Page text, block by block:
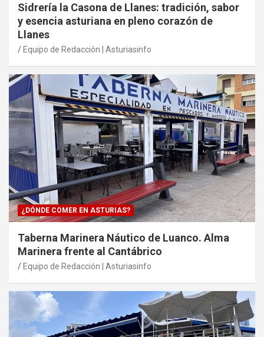
Sidrería la Casona de Llanes: tradición, sabor
y esencia asturiana en pleno corazón de
Llanes
Equipo de Redacción | Asturiasinfo
¿DÓNDE COMER EN ASTURIAS?
Taberna Marinera Náutico de Luanco. Alma
Marinera frente al Cantábrico
Equipo de Redacción | Asturiasinfo